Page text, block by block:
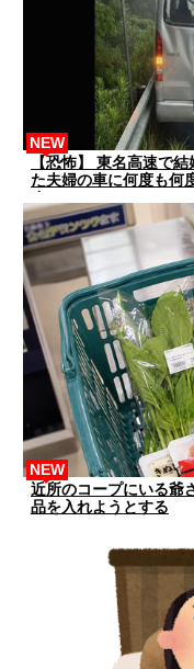
【恐怖】 東名高速で
た夫婦の車に何度も何
NEW
近所のコープにいる爺
品を入れようとする
NEW